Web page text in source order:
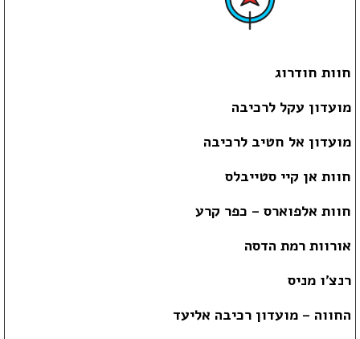
חוות חודרוג
מועדון עקל לרכיבה
מועדון אל חטיב לרכיבה
חוות אן קיי סטייבלס
חוות אלפוארס – כפר קרע
אורוות רמת הדסה
רנצ'ו מניס
החווה – מועדון רכיבה אליעד